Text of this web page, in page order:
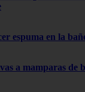
espuma en la
a mamparas de